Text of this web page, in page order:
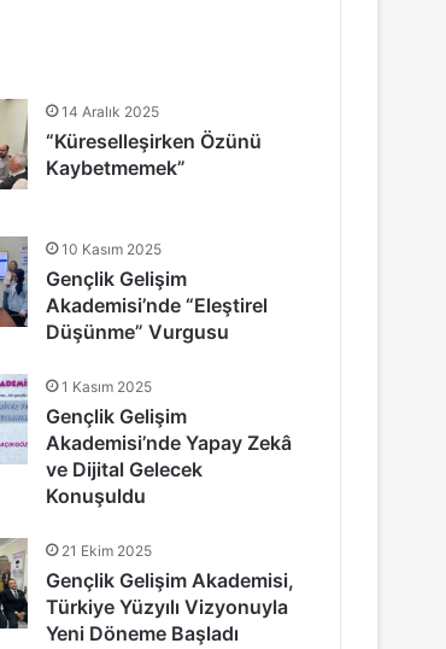
14 Aralık 2025
“Küreselleşirken Özünü
Kaybetmemek”
10 Kasım 2025
Gençlik Gelişim
Akademisi’nde “Eleştirel
Düşünme” Vurgusu
1 Kasım 2025
Gençlik Gelişim
Akademisi’nde Yapay Zekâ
ve Dijital Gelecek
Konuşuldu
21 Ekim 2025
Gençlik Gelişim Akademisi,
Türkiye Yüzyılı Vizyonuyla
Yeni Döneme Başladı